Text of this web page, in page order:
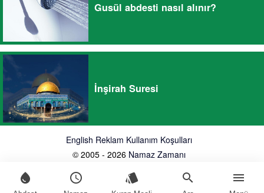
water_drop schedule style search menu
Gusül abdesti nasıl alınır?
İnşirah Suresi
English Reklam Kullanım Koşulları
© 2005 - 2026 Namaz Zamanı